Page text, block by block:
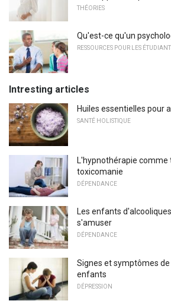
THÉORIES
Qu'est-ce qu'un
RESSOURCES POUR LES
Intresting articles
Huiles essentielles pour
SANTÉ HOLISTIQUE
L'hypnothérapie
toxicomanie
DÉPENDANCE
Les enfants
s'amuser
DÉPENDANCE
Signes et symptômes
enfants
DÉPRESSION